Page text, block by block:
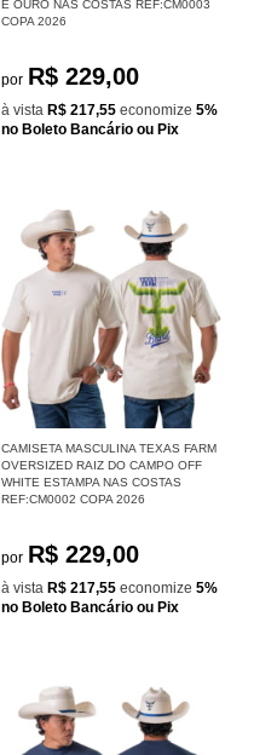
E OURO NAS COSTAS REF:CM0003
COPA 2026
por R$ 229,00
à vista R$ 217,55 economize 5%
no Boleto Bancário ou Pix
CAMISETA MASCULINA TEXAS FARM
OVERSIZED RAIZ DO CAMPO OFF
WHITE ESTAMPA NAS COSTAS
REF:CM0002 COPA 2026
por R$ 229,00
à vista R$ 217,55 economize 5%
no Boleto Bancário ou Pix